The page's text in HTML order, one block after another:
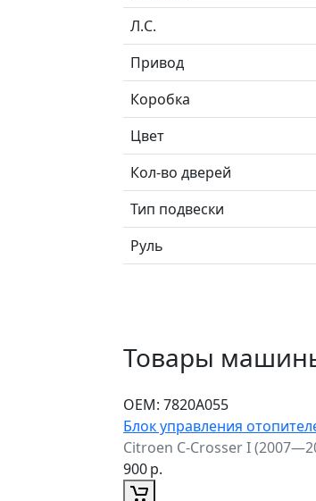
Л.C.
Привод
Коробка
Цвет
Кол-во дверей
Тип подвески
Руль
Товары
ОЕМ: 7820A055
Блок управления
Citroen C-Crosser I
900р.